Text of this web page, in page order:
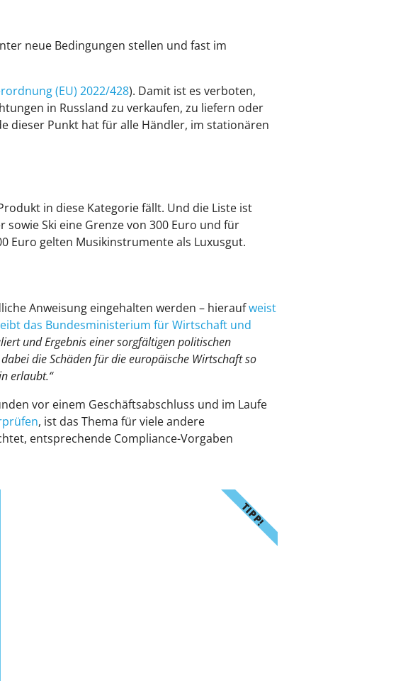
neue Bedingungen stellen und fast im
(EU) 2022/428). Damit ist es verboten,
in Russland zu verkaufen, zu liefern oder
dieser Punkt hat für alle Händler, im stationären
in diese Kategorie fällt. Und die Liste ist
Ski eine Grenze von 300 Euro und für
Euro gelten Musikinstrumente als Luxusgut.
Anweisung eingehalten werden – hieraufweist
das Bundesministerium für Wirtschaft und
und Ergebnis einer sorgfältigen politischen
die Schäden für die europäische Wirtschaft so
erlaubt.“
vor einem Geschäftsabschluss und im Laufe
, ist das Thema für viele andere
entsprechende Compliance-Vorgaben
TIPP!